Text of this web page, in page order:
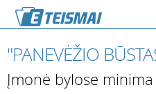
"PANEVĖŽIO
Įmonė bylose